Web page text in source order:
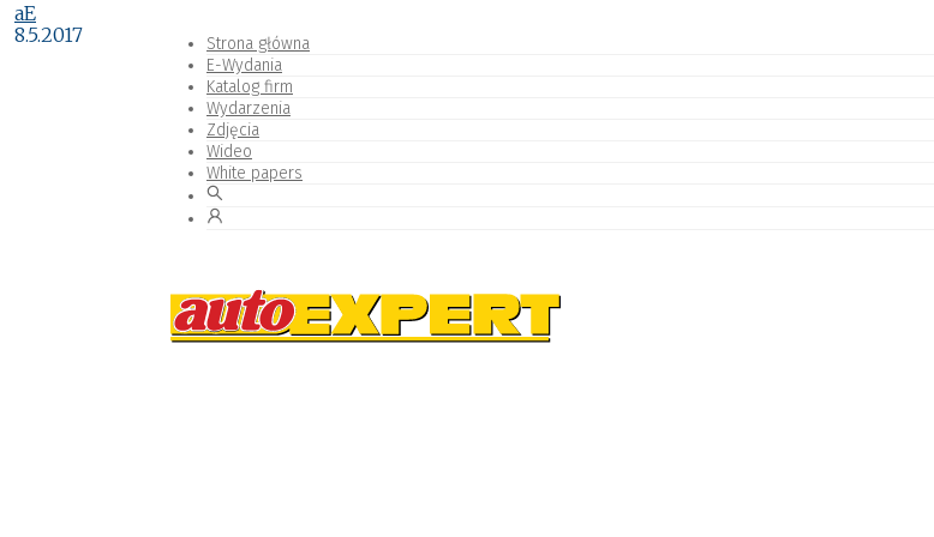
Strona główna
E-Wydania
Katalog firm
Wydarzenia
Zdjęcia
Wideo
White papers
aE
8.5.2017